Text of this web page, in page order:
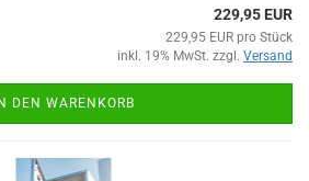
229,95 EUR
229,95 EUR pro Stück
inkl. 19% MwSt. zzgl. Versand
IN DEN WARENKORB